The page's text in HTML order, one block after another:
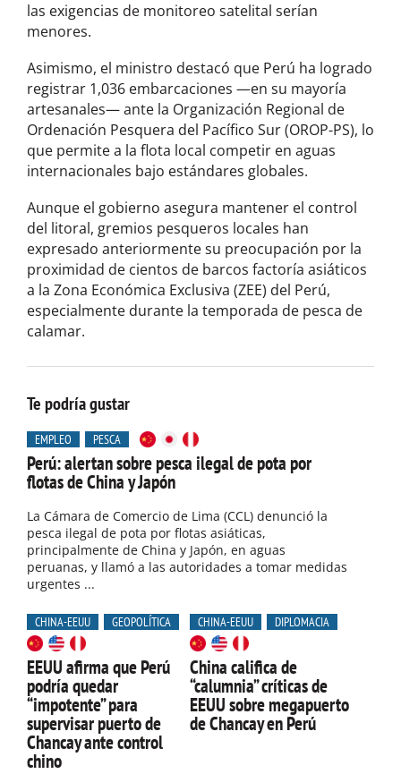
las exigencias de monitoreo satelital serían
menores.
Asimismo, el ministro destacó que Perú ha logrado
registrar 1,036 embarcaciones —en su mayoría
artesanales— ante la Organización Regional de
Ordenación Pesquera del Pacífico Sur (OROP-PS), lo
que permite a la flota local competir en aguas
internacionales bajo estándares globales.
Aunque el gobierno asegura mantener el control
del litoral, gremios pesqueros locales han
expresado anteriormente su preocupación por la
proximidad de cientos de barcos factoría asiáticos
a la Zona Económica Exclusiva (ZEE) del Perú,
especialmente durante la temporada de pesca de
calamar.
Te podría gustar
EMPLEO PESCA
Perú: alertan sobre pesca ilegal de pota por
flotas de China y Japón
La Cámara de Comercio de Lima (CCL) denunció la
pesca ilegal de pota por flotas asiáticas,
principalmente de China y Japón, en aguas
peruanas, y llamó a las autoridades a tomar medidas
urgentes ...
CHINA-EEUU GEOPOLÍTICA
EEUU afirma que Perú
podría quedar
“impotente” para
supervisar puerto de
Chancay ante control
chino
CHINA-EEUU DIPLOMACIA
China califica de
“calumnia” críticas de
EEUU sobre megapuerto
de Chancay en Perú